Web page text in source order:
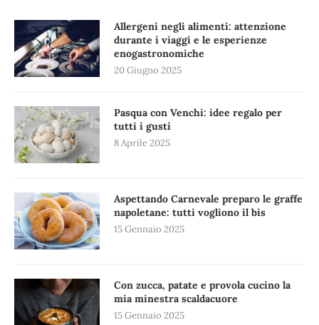
Allergeni negli alimenti: attenzione
durante i viaggi e le esperienze
enogastronomiche
20 Giugno 2025
Pasqua con Venchi: idee regalo per
tutti i gusti
8 Aprile 2025
Aspettando Carnevale preparo le graffe
napoletane: tutti vogliono il bis
15 Gennaio 2025
Con zucca, patate e provola cucino la
mia minestra scaldacuore
15 Gennaio 2025